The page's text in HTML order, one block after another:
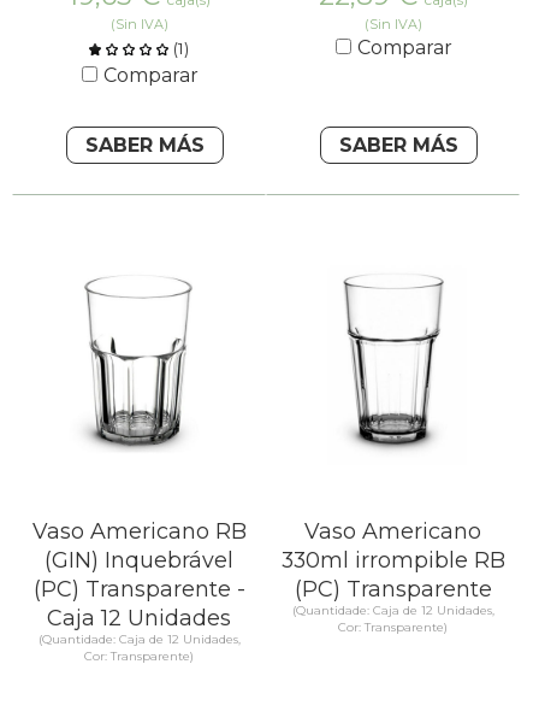
(Sin IVA)
(1)
Comparar
SABER MÁS
(Sin IVA)
Comparar
SABER MÁS
Vaso Americano RB
(GIN) Inquebrável
(PC) Transparente -
Caja 12 Unidades
(Quantidade: Caja de 12 Unidades,
Cor: Transparente)
Vaso Americano
330ml irrompible RB
(PC) Transparente
(Quantidade: Caja de 12 Unidades,
Cor: Transparente)